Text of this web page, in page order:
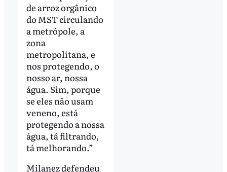
de arroz orgânico
do MST circulando
a metrópole, a
zona
metropolitana, e
nos protegendo, o
nosso ar, nossa
água. Sim, porque
se eles não usam
veneno, está
protegendo a nossa
água, tá filtrando,
tá melhorando.”
Milanez defendeu